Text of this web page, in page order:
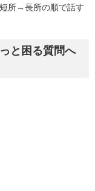
所→長所の順で話す
と困る質問へ